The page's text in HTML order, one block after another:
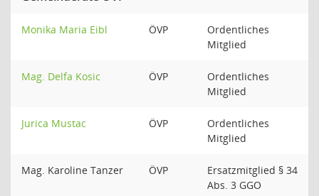
Monika Maria Eibl ÖVP
Ordentliches
Mitglied
Mag. Delfa Kosic ÖVP
Ordentliches
Mitglied
Jurica Mustac ÖVP
Ordentliches
Mitglied
Mag. Karoline Tanzer ÖVP
Ersatzmitglied § 34
Abs. 3 GGO